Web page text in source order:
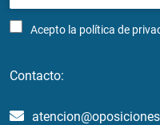
Acepto la política de
Contacto: